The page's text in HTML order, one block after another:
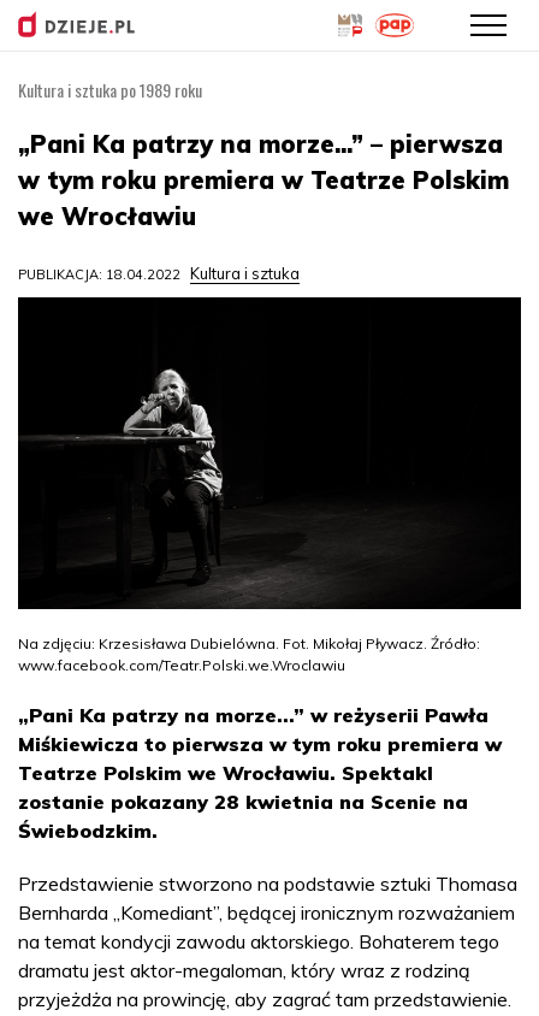
treści
Kultura i sztuka po 1989 roku
„Pani Ka patrzy na morze...” – pierwsza
w tym roku premiera w Teatrze Polskim
we Wrocławiu
PUBLIKACJA: 18.04.2022 Kultura i sztuka
Na zdjęciu: Krzesisława Dubielówna. Fot. Mikołaj Pływacz. Źródło:
www.facebook.com/Teatr.Polski.we.Wroclawiu
„Pani Ka patrzy na morze...” w reżyserii Pawła
Miśkiewicza to pierwsza w tym roku premiera w
Teatrze Polskim we Wrocławiu. Spektakl
zostanie pokazany 28 kwietnia na Scenie na
Świebodzkim.
Przedstawienie stworzono na podstawie sztuki Thomasa
Bernharda „Komediant”, będącej ironicznym rozważaniem
na temat kondycji zawodu aktorskiego. Bohaterem tego
dramatu jest aktor-megaloman, który wraz z rodziną
przyjeżdża na prowincję, aby zagrać tam przedstawienie.